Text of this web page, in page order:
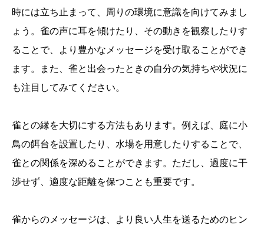
時には立ち止まって、周りの環境に意識を向けてみまし
ょう。雀の声に耳を傾けたり、その動きを観察したりす
ることで、より豊かなメッセージを受け取ることができ
ます。また、雀と出会ったときの自分の気持ちや状況に
も注目してみてください。
雀との縁を大切にする方法もあります。例えば、庭に小
鳥の餌台を設置したり、水場を用意したりすることで、
雀との関係を深めることができます。ただし、過度に干
渉せず、適度な距離を保つことも重要です。
雀からのメッセージは、より良い人生を送るためのヒン